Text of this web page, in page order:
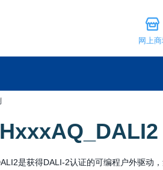
网上
是获得DALI-2认证的可编程户外驱动